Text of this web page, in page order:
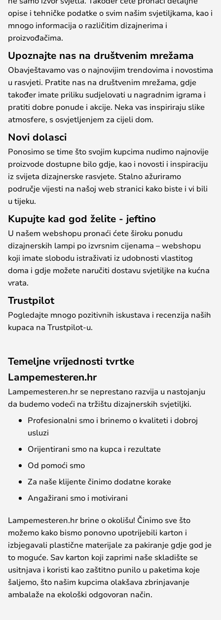
opise i tehničke podatke o svim našim svjetiljkama, kao i
mnogo informacija o različitim dizajnerima i
proizvođačima.
Upoznajte nas na društvenim mrežama
Obavještavamo vas o najnovijim trendovima i novostima
u rasvjeti. Pratite nas na društvenim mrežama, gdje
također imate priliku sudjelovati u nagradnim igrama i
pratiti dobre ponude i akcije. Neka vas inspiriraju slike
atmosfere, s osvjetljenjem za cijeli dom.
Novi dolasci
Ponosimo se time što svojim kupcima nudimo najnovije
proizvode dostupne bilo gdje, kao i novosti i inspiraciju
iz svijeta dizajnerske rasvjete. Stalno ažuriramo
područje vijesti na našoj web stranici kako biste i vi bili
u tijeku.
Kupujte kad god želite - jeftino
U našem webshopu pronaći ćete široku ponudu
dizajnerskih lampi po izvrsnim cijenama – webshopu
koji imate slobodu istraživati ​​iz udobnosti vlastitog
doma i gdje možete naručiti dostavu svjetiljke na kućna
vrata.
Trustpilot
Pogledajte mnogo pozitivnih iskustava i recenzija naših
kupaca na Trustpilot-u.
Temeljne vrijednosti tvrtke
Lampemesteren.hr
Lampemesteren.hr se neprestano razvija u nastojanju
da budemo vodeći na tržištu dizajnerskih svjetiljki.
Profesionalni smo i brinemo o kvaliteti i dobroj
usluzi
Orijentirani smo na kupca i rezultate
Od pomoći smo
Za naše klijente činimo dodatne korake
Angažirani smo i motivirani
Lampemesteren.hr brine o okolišu! Činimo sve što
možemo kako bismo ponovno upotrijebili karton i
izbjegavali plastične materijale za pakiranje gdje god je
to moguće. Sav karton koji zaprimi naše skladište se
usitnjava i koristi kao zaštitno punilo u paketima koje
šaljemo, što našim kupcima olakšava zbrinjavanje
ambalaže na ekološki odgovoran način.